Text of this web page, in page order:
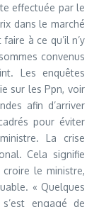
effectuée par le
dans le marché
à ce qu’il n’y
convenus
Les enquêtes
sur les Ppn, voir
afin d’arriver
pour éviter
La crise
Cela signifie
le ministre,
« Quelques
engagé de